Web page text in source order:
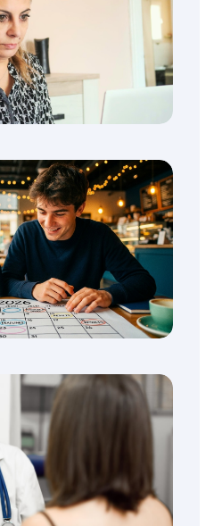
il pour intégrer une
via Parcoursup ?
les experts
faire pendant les
importantes du
2026 ?